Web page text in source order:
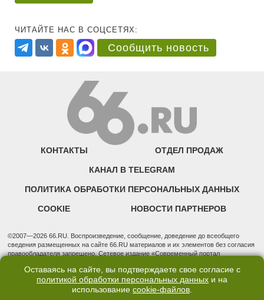
ЧИТАЙТЕ НАС В СОЦСЕТЯХ:
Сообщить новость
КОНТАКТЫ ОТДЕЛ ПРОДАЖ
КАНАЛ В TELEGRAM
ПОЛИТИКА ОБРАБОТКИ ПЕРСОНАЛЬНЫХ ДАННЫХ
COOKIE НОВОСТИ ПАРТНЕРОВ
©2007—2026 66.RU. Воспроизведение, сообщение, доведение до всеобщего
сведения размещенных на сайте 66.RU материалов и их элементов без согласия
правообладателя запрещено. Сетевое издание «Современный портал
надзору в сфере связи, информационных технологий и массовых коммуникаций
(Роскомнадзор). Регистрационный номер ЭЛ № ФС 77 - 76634 от 02.09.2019
Учредитель: Общество с ограниченной ответственностью "66.ру". Юридический
Оставаясь на сайте, вы подтверждаете свое согласие с
политикой обработки персональных данных и на
использование cookie-файлов.